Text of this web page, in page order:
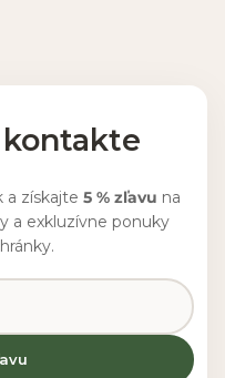
a získajte 5 % zľavu na
a exkluzívne ponuky